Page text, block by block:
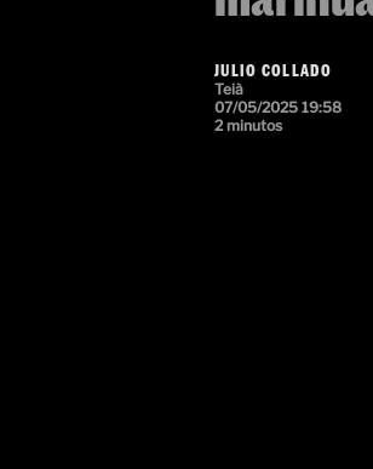
JULIO COLLADO
Teià
07/05/2025 19:58
2 minutos